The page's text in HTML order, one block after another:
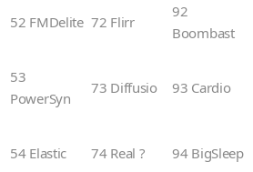
52 FMDelite 72 Flirr
92
Boombast
53
PowerSyn
73 Diffusio 93 Cardio
54 Elastic 74 Real ? 94 BigSleep